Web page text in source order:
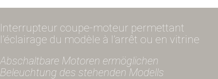
Interrupteur coupe-moteur permettant
l’éclairage du modèle à l’arrêt ou en vitrine
Abschaltbare Motoren ermöglichen
Beleuchtung des stehenden Modells